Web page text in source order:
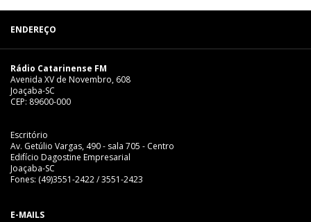
ENDEREÇO
Rádio Catarinense FM
Avenida XV de Novembro, 608
Joaçaba-SC
CEP: 89600-000
Escritório
Av. Getúlio Vargas, 490 - sala 705 - Centro
Edifício Dagostine Empresarial
Joaçaba-SC
Fones: (49)3551-2422 / 3551-2423
E-MAILS